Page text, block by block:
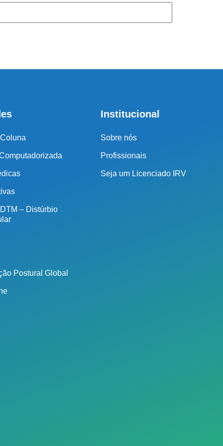
– Distúrbio
Postural Global
Institucional
Sobre nós
Profissionais
Seja um Licenciado IRV
Demais Localidades:
0800 494 8888